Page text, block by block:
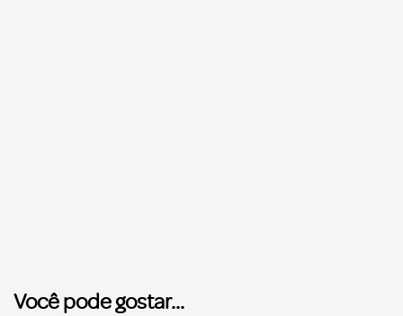
Você pode gostar...